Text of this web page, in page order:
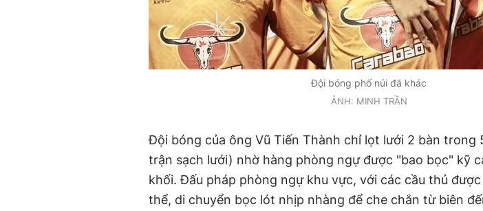
Đội bóng phố núi đã khác
ẢNH: MINH TRẦN
Đội bóng của ông Vũ Tiến Thành chỉ lọt lưới 2 bàn trong
trận sạch lưới) nhờ hàng phòng ngự được "bao bọc" kỹ
khối. Đấu pháp phòng ngự khu vực, với các cầu thủ
thể, di chuyển bọc lót nhịp nhàng để che chắn từ biên